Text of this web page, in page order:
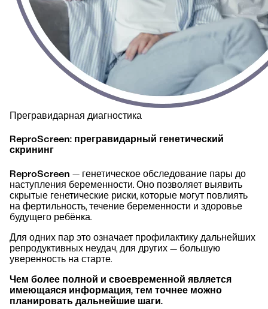
Прегравидарная диагностика
ReproScreen: прегравидарный генетический
скрининг
ReproScreen — генетическое обследование пары до
наступления беременности. Оно позволяет выявить
скрытые генетические риски, которые могут повлиять
на фертильность, течение беременности и здоровье
будущего ребёнка.
Для одних пар это означает профилактику дальнейших
репродуктивных неудач, для других — большую
уверенность на старте.
Чем более полной и своевременной является
имеющаяся информация, тем точнее можно
планировать дальнейшие шаги.